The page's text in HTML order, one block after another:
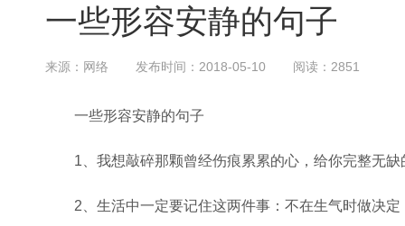
一些形容安静的句子
来源：网络 发布时间：2018-05-10 阅读：2851
一些形容安静的句子
1、我想敲碎那颗曾经伤痕累累的心，给你完整无缺
2、生活中一定要记住这两件事：不在生气时做决